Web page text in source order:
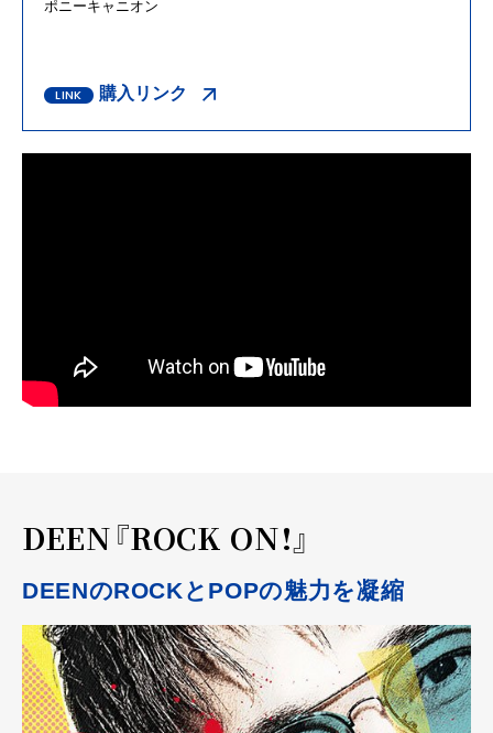
ポニーキャニオン
購入リンク
DEEN『ROCK ON!』
DEENのROCKとPOPの魅力を凝縮